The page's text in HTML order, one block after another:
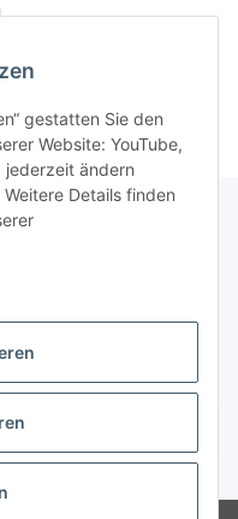
gestatten Sie den
Website: YouTube,
jederzeit ändern
Details finden